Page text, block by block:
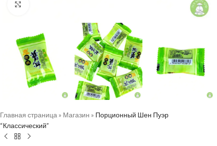
Главная страница » Магазин » Порционный Шен Пуэр
“Классический”